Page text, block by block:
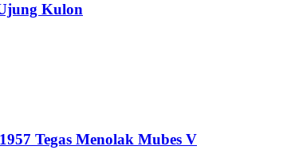
Kulon
Tegas Menolak Mubes V